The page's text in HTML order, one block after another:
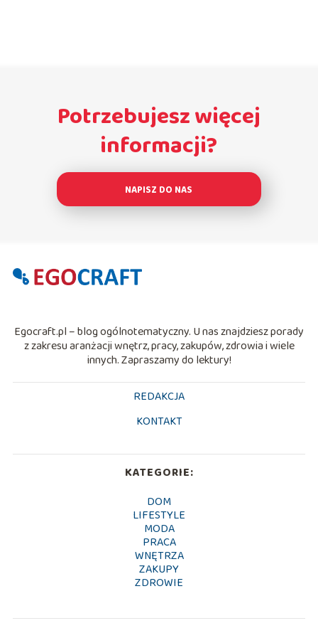
Potrzebujesz więcej
informacji?
NAPISZ DO NAS
Egocraft.pl – blog ogólnotematyczny. U nas znajdziesz porady
z zakresu aranżacji wnętrz, pracy, zakupów, zdrowia i wiele
innych. Zapraszamy do lektury!
REDAKCJA
KONTAKT
KATEGORIE:
DOM
LIFESTYLE
MODA
PRACA
WNĘTRZA
ZAKUPY
ZDROWIE